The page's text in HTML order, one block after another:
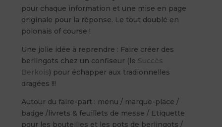
pour chaque information et une mise en page
originale pour la réponse. Le tout doublé en
polonais of course !
Une jolie idée à reprendre : Faire créer des
berlingots chez un confiseur (le Succès
Berkois) pour échapper aux tradionnelles
dragées !!!
Autour du faire-part : menu / marque-place /
badge /livrets & feuillets de messe / Etiquette
pour les bouteilles et les pots de berlingots /